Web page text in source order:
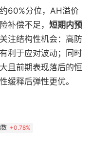
60%分位，AH溢价
补偿不足， 短期内预
关注结构性机会：高防
利于应对波动；同时
且前期表现落后的恒
缓释后弹性更优。
+0.78%